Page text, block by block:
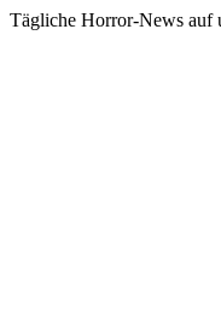
Tägliche Horror-News auf